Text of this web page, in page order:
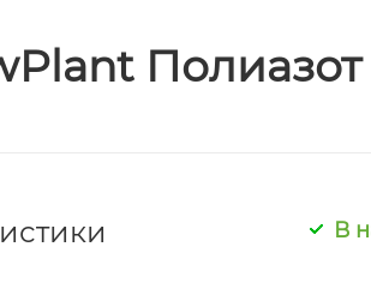
Полиазот
В